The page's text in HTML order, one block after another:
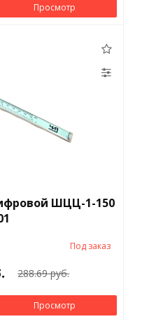
Просмотр
ШЦЦ-1-150
Под заказ
288.69 руб.
Просмотр